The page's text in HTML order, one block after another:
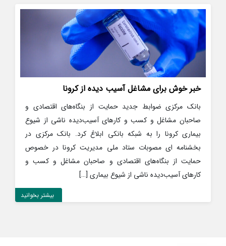
خبر خوش برای مشاغل آسیب‌ دیده از کرونا
بانک مرکزی ضوابط جدید حمایت از بنگاه‌های اقتصادی و
صاحبان مشاغل و کسب و کارهای آسیب‌دیده ناشی از شیوع
بیماری کرونا را به شبکه بانکی ابلاغ کرد. بانک مرکزی در
بخشنامه ای مصوبات ستاد ملی مدیریت کرونا در خصوص
حمایت از بنگاه‌های اقتصادی و صاحبان مشاغل و کسب و
کارهای آسیب‌دیده ناشی از شیوع بیماری […]
بیشتر بخوانید